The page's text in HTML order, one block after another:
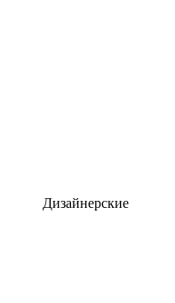
Дизайнерские